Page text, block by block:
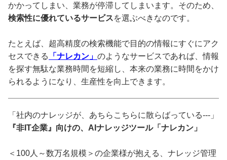
かかってしまい、業務が停滞してしまいます。そのため、
検索性に優れているサービスを選ぶべきなのです。
たとえば、超高精度の検索機能で目的の情報にすぐにアク
セスできる
「ナレカン」 のようなサービスであれば、情報
を探す無駄な業務時間を短縮し、本来の業務に時間をかけ
られるようになり、生産性を向上できます。
「社内のナレッジが、あちらこちらに散らばっている---」
『非IT企業』向けの、AIナレッジツール「ナレカン」
＜100人～数万名規模＞の企業様が抱える、ナレッジ管理